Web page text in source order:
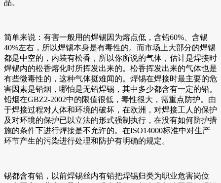
品。
简单来说：有害一般用的焊锡因为熔点低，含铅60%、含锡
40%左右，所以焊锡本身是有毒性的。而市场上大部分的焊锡
都是中空的，内装有松香，所以你所说的气体，估计是焊接时
焊锡内的松香熔化时所挥发出来的。松香挥发出来的气体也是
有些微毒性的，这种气体挺难闻的。焊锡在焊接时最主要的危
害因素是铅烟，哪怕是无铅焊锡，其中多少都含有一定的铅。
铅烟在GBZ2-2002中的限值很低，毒性很大，需重点防护。由
于焊接过程对人体和环境的破坏，在欧洲，对焊接工人的保护
及对环境的保护已以立法的形式强制执行，在没有如何防护措
施的条件下进行焊接是不允许的。在ISO14000标准中对生产
环节产生的污染进行处理和防护有明确的规定。
锡都含有铅，以前焊锡丝内有铅把焊锡归类为职业危害岗位